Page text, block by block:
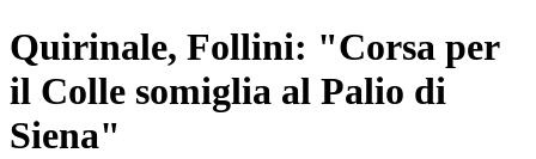
Quirinale, Follini: "Corsa per
il Colle somiglia al Palio di
Siena"